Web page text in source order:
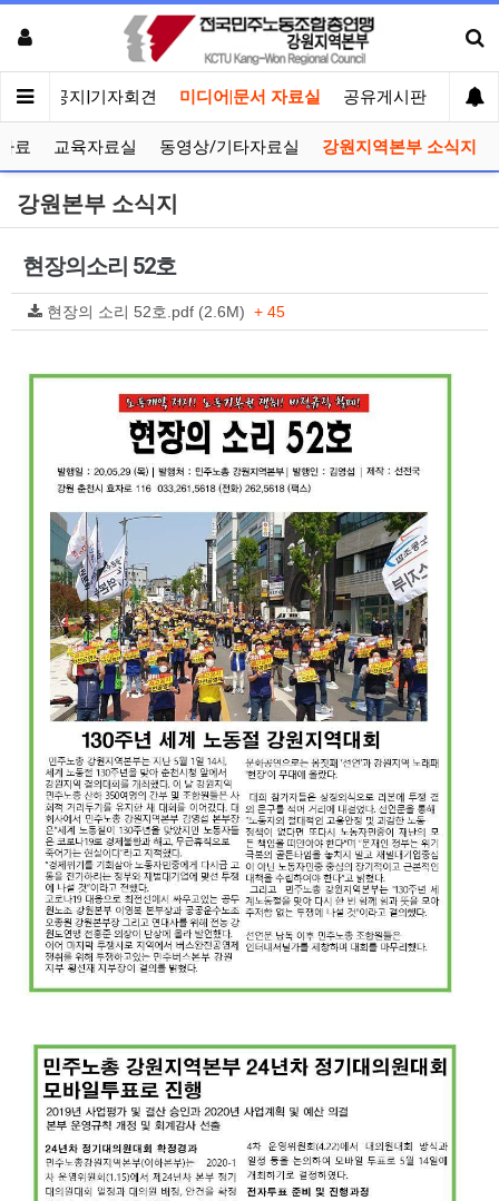
인 공지|기자회견 미디어|문서 자료실 공유게시판 선거
료 교육자료실 동영상/기타자료실 강원지역본부 소식지
강원본부 소식지
현장의소리 52호
현장의 소리 52호.pdf (2.6M) + 45